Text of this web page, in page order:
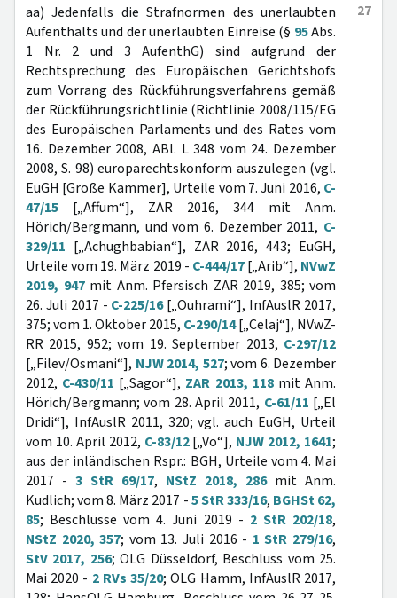
27
aa) Jedenfalls die Strafnormen des unerlaubten
Aufenthalts und der unerlaubten Einreise (§ 95Abs.
1 Nr. 2 und 3 AufenthG) sind aufgrund der
Rechtsprechung des Europäischen Gerichtshofs
zum Vorrang des Rückführungsverfahrens gemäß
der Rückführungsrichtlinie (Richtlinie 2008/115/EG
des Europäischen Parlaments und des Rates vom
16. Dezember 2008, ABl. L 348 vom 24. Dezember
2008, S. 98) europarechtskonform auszulegen (vgl.
EuGH [Große Kammer], Urteile vom 7. Juni 2016, C-
47/15 [„Affum“], ZAR 2016, 344 mit Anm.
Hörich/Bergmann, und vom 6. Dezember 2011, C-
329/11 [„Achughbabian“], ZAR 2016, 443; EuGH,
Urteile vom 19. März 2019 - C-444/17[„Arib“], NVwZ
2019, 947mit Anm. Pfersisch ZAR 2019, 385; vom
26. Juli 2017 - C-225/16[„Ouhrami“], InfAuslR 2017,
375; vom 1. Oktober 2015, C-290/14[„Celaj“], NVwZ-
RR 2015, 952; vom 19. September 2013, C-297/12
[„Filev/Osmani“], NJW 2014, 527; vom 6. Dezember
2012, C-430/11 [„Sagor“], ZAR 2013, 118mit Anm.
Hörich/Bergmann; vom 28. April 2011, C-61/11 [„El
Dridi“], InfAuslR 2011, 320; vgl. auch EuGH, Urteil
vom 10. April 2012, C-83/12[„Vo“], NJW 2012, 1641;
aus der inländischen Rspr.: BGH, Urteile vom 4. Mai
2017 - 3 StR 69/17, NStZ 2018, 286mit Anm.
Kudlich; vom 8. März 2017 -5 StR 333/16, BGHSt 62,
85; Beschlüsse vom 4. Juni 2019 - 2 StR 202/18,
NStZ 2020, 357; vom 13. Juli 2016 - 1 StR 279/16,
StV 2017, 256; OLG Düsseldorf, Beschluss vom 25.
Mai 2020 - 2 RVs 35/20; OLG Hamm, InfAuslR 2017,